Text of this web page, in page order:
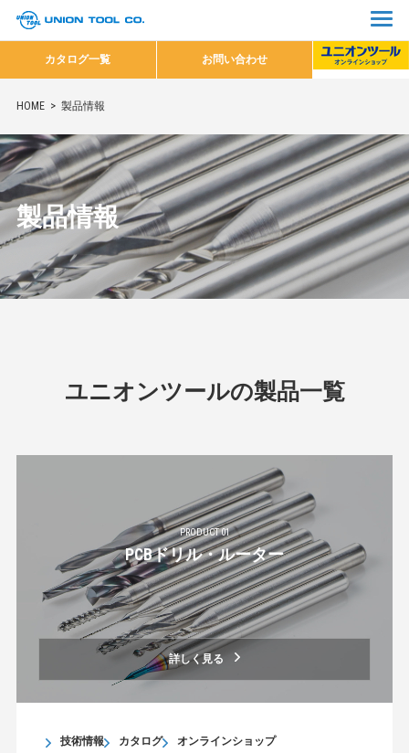
カタログ一覧 お問い合わせ
HOME 製品情報
製品情報
ユニオンツールの製品一覧
PRODUCT 01
PCBドリル・ルーター
詳しく見る
技術情報 カタログ オンラインショップ